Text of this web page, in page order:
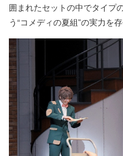
囲まれたセットの中でタイプ
う“コメディの夏組”の実力を